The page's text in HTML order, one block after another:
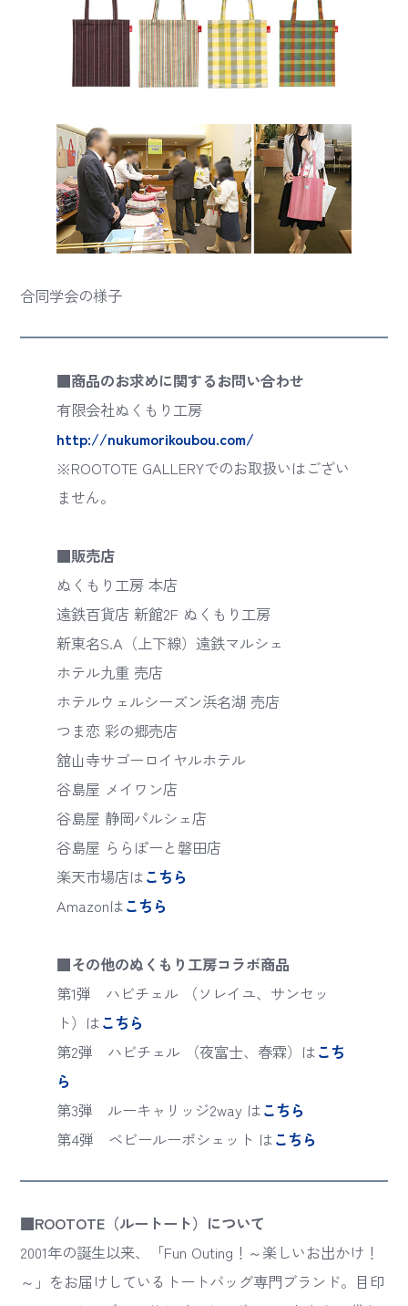
合同学会の様子
■商品のお求めに関するお問い合わせ
有限会社ぬくもり工房
http://nukumorikoubou.com/
※ROOTOTE GALLERYでのお取扱いはござい
ません。
■販売店
ぬくもり工房 本店
遠鉄百貨店 新館2F ぬくもり工房
新東名S.A（上下線）遠鉄マルシェ
ホテル九重 売店
ホテルウェルシーズン浜名湖 売店
つま恋 彩の郷売店
舘山寺サゴーロイヤルホテル
谷島屋 メイワン店
谷島屋 静岡パルシェ店
谷島屋 ららぽーと磐田店
楽天市場店はこちら
Amazonはこちら
■その他のぬくもり工房コラボ商品
第1弾 ハビチェル （ソレイユ、サンセッ
ト）はこちら
第2弾 ハビチェル （夜富士、春霖）はこち
ら
第3弾 ルーキャリッジ2way はこちら
第4弾 ベビールーポシェット はこちら
■ROOTOTE（ルートート）について
2001年の誕生以来、「Fun Outing！～楽しいお出かけ！
～」をお届けしているトートバッグ専門ブランド。目印